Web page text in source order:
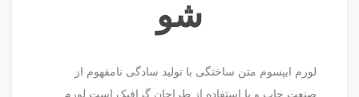
شو
لورم ایپسوم متن ساختگی با تولید سادگی نامفهوم از
صنعت چاپ و با استفاده از طراحان گرافیک است.لورم